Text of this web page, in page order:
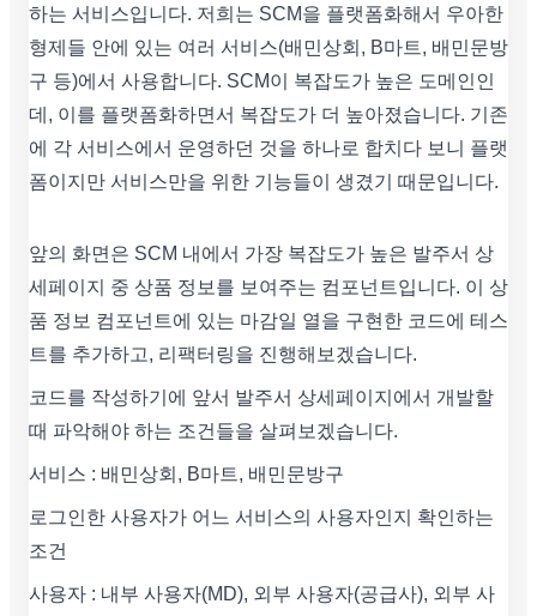
하는 서비스입니다. 저희는 SCM을 플랫폼화해서 우아한
형제들 안에 있는 여러 서비스(배민상회, B마트, 배민문방
구 등)에서 사용합니다. SCM이 복잡도가 높은 도메인인
데, 이를 플랫폼화하면서 복잡도가 더 높아졌습니다. 기존
에 각 서비스에서 운영하던 것을 하나로 합치다 보니 플랫
폼이지만 서비스만을 위한 기능들이 생겼기 때문입니다.
앞의 화면은 SCM 내에서 가장 복잡도가 높은 발주서 상
세페이지 중 상품 정보를 보여주는 컴포넌트입니다. 이 상
품 정보 컴포넌트에 있는 마감일 열을 구현한 코드에 테스
트를 추가하고, 리팩터링을 진행해보겠습니다.
코드를 작성하기에 앞서 발주서 상세페이지에서 개발할
때 파악해야 하는 조건들을 살펴보겠습니다.
서비스 : 배민상회, B마트, 배민문방구
로그인한 사용자가 어느 서비스의 사용자인지 확인하는
조건
사용자 : 내부 사용자(MD), 외부 사용자(공급사), 외부 사